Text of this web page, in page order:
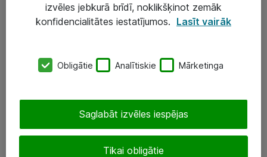
Serveri un datu centri
SIA „ATEA”
eShop@atea.lv
izvēles jebkurā brīdī, noklikšķinot zemāk
konfidencialitātes iestatījumos. Lasīt vairāk
Obligātie Analītiskie Mārketinga
Tikai obligātie
Saglabāt izvēles iespējas